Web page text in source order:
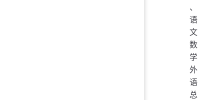
、
语
文
数
学
外
语
总